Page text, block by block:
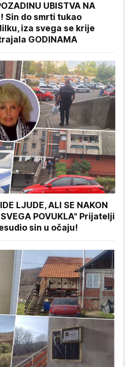
UBISTVA NA
Sin do smrti tukao
iza svega se krije
GODINAMA
LJUDE, ALI SE NAKON
POVUKLA" Prijatelji
sin u očaju!